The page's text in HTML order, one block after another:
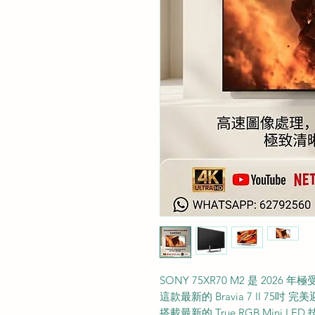
SONY 75XR70 M2 是 2026 年極
這款最新的 Bravia 7 II 75吋 完